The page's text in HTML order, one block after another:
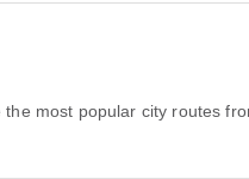
the most popular city routes